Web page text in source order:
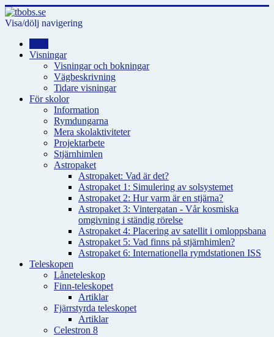
Visa/dölj navigering
Visningar
Visningar och bokningar
Vägbeskrivning
Tidare visningar
För skolor
Information
Rymdungarna
Mera skolaktiviteter
Projektarbete
Stjärnhimlen
Astropaket
Astropaket: Vad är det?
Astropaket 1: Simulering av solsystemet
Astropaket 2: Hur varm är en stjärna?
Astropaket 3: Vintergatan - Vår kosmiska
omgivning i ständig rörelse
Astropaket 4: Placering av satellit i omloppsbana
Astropaket 5: Vad finns på stjärnhimlen?
Astropaket 6: Internationella rymdstationen ISS
Teleskopen
Låneteleskop
Finn-teleskopet
Artiklar
Fjärrstyrda teleskopet
Artiklar
Celestron 8